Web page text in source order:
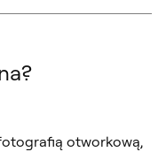
otworkową,